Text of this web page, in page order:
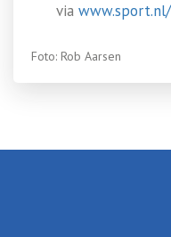
via
Foto: Rob Aarsen